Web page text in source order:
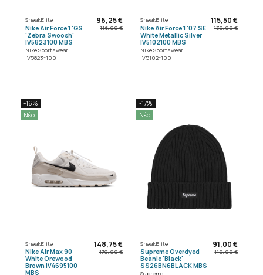
SneakElite
Nike Air Force 1 'GS
'Zebra Swoosh'
IV5823100 MBS
Nike Sportswear
IV5823-100
96,25 €
116,00 €
SneakElite
Nike Air Force 1 '07 SE
White Metallic Silver
IV5102100 MBS
Nike Sportswear
IV5102-100
115,50 €
139,00 €
-16%
Νέο
SneakElite
Nike Air Max 90
White Orewood
Brown IV4695100
MBS
148,75 €
179,00 €
-17%
Νέο
SneakElite
Supreme Overdyed
Beanie 'Black'
SS26BN6BLACK MBS
91,00 €
110,00 €